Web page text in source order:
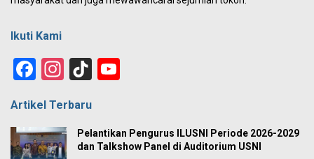
Ikuti Kami
Facebook
Instagram
TikTok
Artikel Terbaru
Pelantikan Pengurus ILUSNI Periode 2026-2029
dan Talkshow Panel di Auditorium USNI